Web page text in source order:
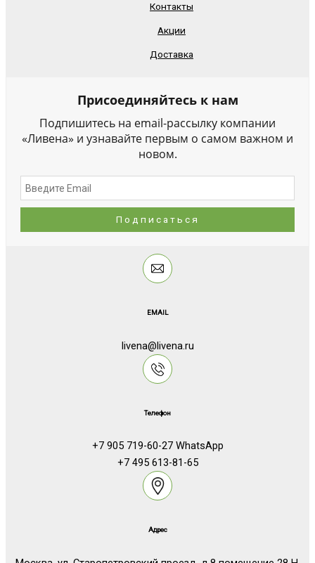
Контакты
Акции
Доставка
Присоединяйтесь к нам
Подпишитесь на email-рассылку компании
«Ливена» и узнавайте первым о самом важном и
новом.
EMAIL
livena@livena.ru
Телефон
+7 905 719-60-27 WhatsApp
+7 495 613-81-65
Адрес